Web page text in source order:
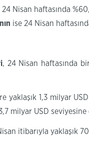
24 Nisan haftasında %
ise 24 Nisan
, 24 Nisan haftasında
yaklaşık 1,3 milyar
milyar USD
itibarıyla yaklaşık